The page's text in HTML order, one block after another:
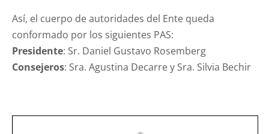
Así, el cuerpo de autoridades del Ente queda
conformado por los siguientes PAS:
Presidente: Sr. Daniel Gustavo Rosemberg
Consejeros: Sra. Agustina Decarre y Sra. Silvia Bechir